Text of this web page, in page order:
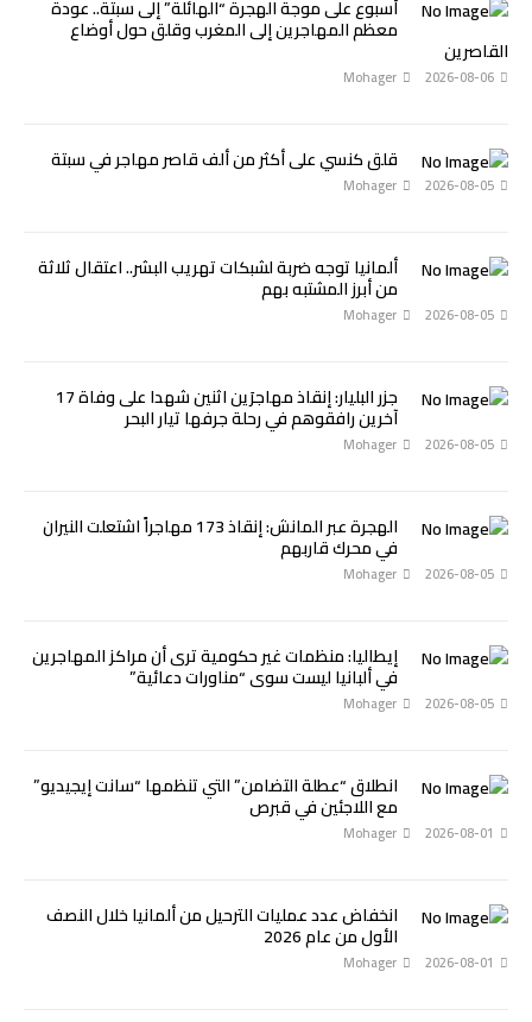
أسبوع على موجة الهجرة “الهائلة” إلى سبتة.. عودة
معظم المهاجرين إلى المغرب وقلق حول أوضاع
القاصرين
2026-08-06
Mohager
قلق كنسي على أكثر من ألف قاصر مهاجر في سبتة
2026-08-05
Mohager
ألمانيا توجه ضربة لشبكات تهريب البشر.. اعتقال ثلاثة
من أبرز المشتبه بهم
2026-08-05
Mohager
جزر البليار: إنقاذ مهاجرَين اثنين شهدا على وفاة 17
آخرين رافقوهم في رحلة جرفها تيار البحر
2026-08-05
Mohager
الهجرة عبر المانش: إنقاذ 173 مهاجراً اشتعلت النيران
في محرك قاربهم
2026-08-05
Mohager
إيطاليا: منظمات غير حكومية ترى أن مراكز المهاجرين
في ألبانيا ليست سوى “مناورات دعائية”
2026-08-05
Mohager
انطلاق “عطلة التضامن” التي تنظمها “سانت إيجيديو”
مع اللاجئين في قبرص
2026-08-01
Mohager
انخفاض عدد عمليات الترحيل من ألمانيا خلال النصف
الأول من عام 2026
2026-08-01
Mohager